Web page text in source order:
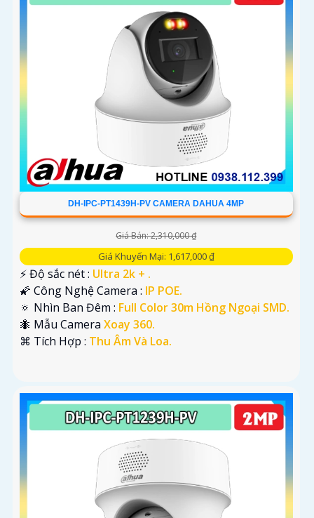
DH-IPC-PT1439H-PV CAMERA DAHUA 4MP
Giá Bán: 2,310,000 ₫
Giá Khuyến Mại: 1,617,000 ₫
️⚡ Độ sắc nét : Ultra 2k + .
🌠 Công Nghệ Camera : IP POE.
🔅 Nhìn Ban Đêm : Full Color 30m Hồng Ngoại SMD.
🐜 Mẫu Camera Xoay 360.
️⌘ Tích Hợp : Thu Âm Và Loa.